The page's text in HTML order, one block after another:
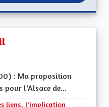
: Ma proposition
l’Alsace de...
: Les solidarités, les soins
liens, l'implication